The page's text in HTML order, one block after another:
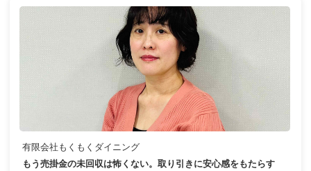
有限会社もくもくダイニング
もう売掛金の未回収は怖くない。取り引きに安心感をもたらす